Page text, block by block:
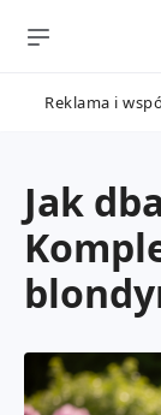
Reklama i
Jak